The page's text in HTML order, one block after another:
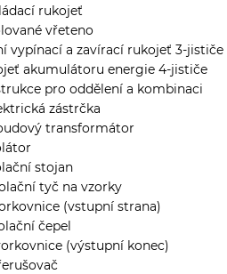
rukojeť
vřeteno
vypínací a zavírací rukojeť 3-jističe
akumulátoru energie 4-jističe
pro oddělení a kombinaci
zástrčka
transformátor
stojan
tyč na vzorky
(vstupní strana)
čepel
(výstupní konec)